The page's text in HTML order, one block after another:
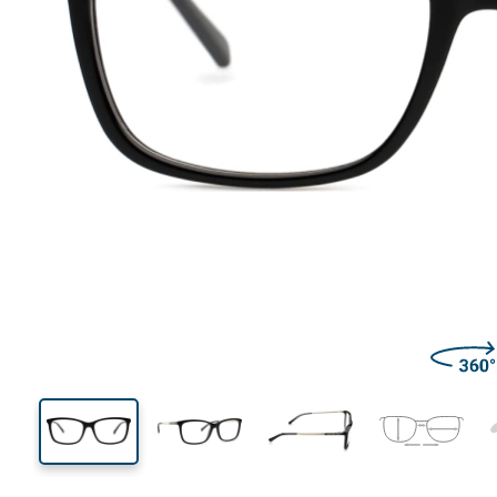
38 mm
Высота линзы Ширина линзы
Ширина